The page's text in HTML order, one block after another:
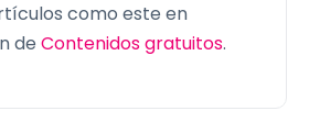
como este en
de Contenidos gratuitos.